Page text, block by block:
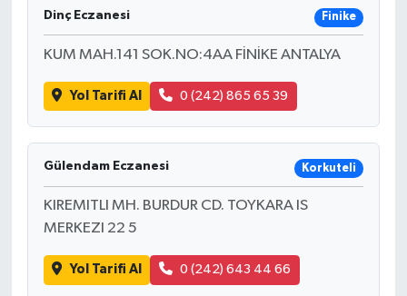
Dinç Eczanesi Finike
KUM MAH.141 SOK.NO:4AA FİNİKE ANTALYA
Yol Tarifi Al 0 (242) 865 65 39
Gülendam Eczanesi Korkuteli
KIREMITLI MH. BURDUR CD. TOYKARA IS
MERKEZI 22 5
Yol Tarifi Al 0 (242) 643 44 66